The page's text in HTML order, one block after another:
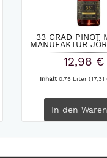
33 GRAD PINOT
MANUFAKTUR
12,98
Inhalt0.75 Liter
In den